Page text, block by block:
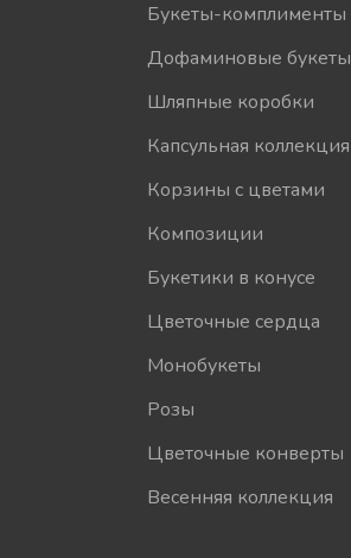
Букеты-комплименты
Дофаминовые букеты
Шляпные коробки
Капсульная коллекция
Корзины с цветами
Композиции
Букетики в конусе
Цветочные сердца
Монобукеты
Розы
Цветочные конверты
Весенняя коллекция